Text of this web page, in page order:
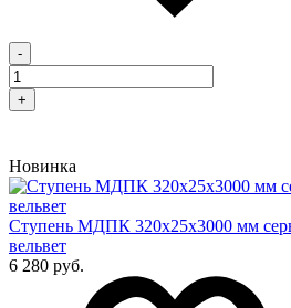
-
+
Новинка
Cтупень МДПК 320х25х3000 мм
вельвет
6 280 руб.